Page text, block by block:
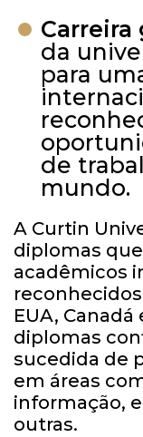
Carreira
da
para
de
mundo.
A Curtin
diplomas
acadêmicos
EUA,
diplomas
sucedida de
em áreas
informação,
outras.